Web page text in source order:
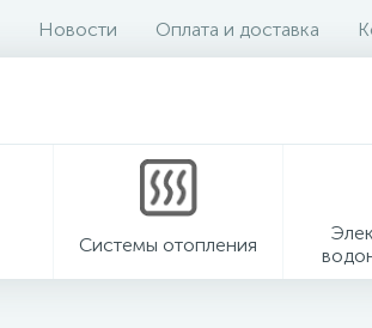
Новости Оплата и доставка
Системы отопления